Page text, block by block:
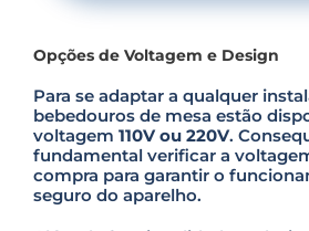
a
e
l
e
a
v
e
Opções de Voltagem e Design
Para se adaptar a qualquer
bebedouros de mesa estão
voltagem 110V ou 220V.
fundamental verificar a
compra para garantir o
seguro do aparelho.